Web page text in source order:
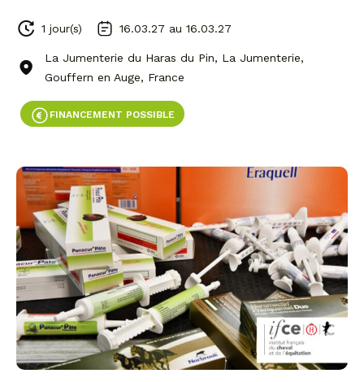
1 jour(s) 16.03.27 au 16.03.27
La Jumenterie du Haras du Pin, La Jumenterie,
Gouffern en Auge, France
FINANCEMENT POSSIBLE